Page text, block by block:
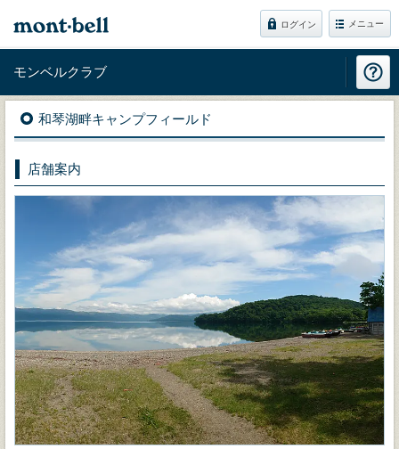
ログイン メニュー
モンベルクラブ
和琴湖畔キャンプフィールド
店舗案内